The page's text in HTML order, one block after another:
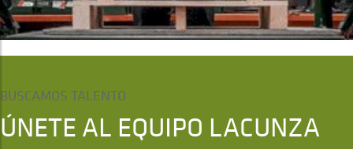
BUSCAMOS TALENTO
ÚNETE AL EQUIPO LACUNZA